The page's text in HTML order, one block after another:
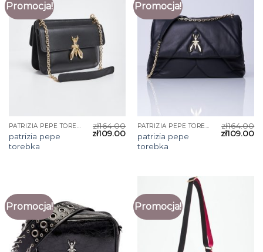
Promocja!
PATRIZIA PEPE TOREBKA
patrizia pepe
torebka
zł164.00
zł109.00
Promocja!
PATRIZIA PEPE TOREBKA
patrizia pepe
torebka
zł164.00
zł109.00
Promocja! Promocja!